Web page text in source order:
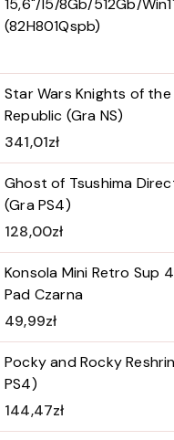
(82H801Qspb)
Star Wars Knights of the
Republic (Gra NS)
341,01zł
Ghost of Tsushima
(Gra PS4)
128,00zł
Konsola Mini Retro Sup
Pad Czarna
49,99zł
Pocky and Rocky
PS4)
144,47zł